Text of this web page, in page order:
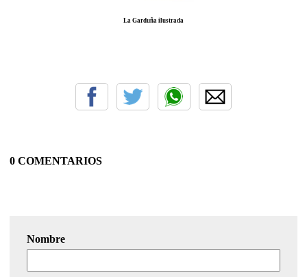
La Garduña ilustrada
0 COMENTARIOS
Nombre